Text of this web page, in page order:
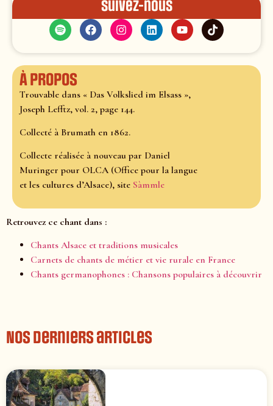
Suivez-nous
À propos
Trouvable dans « Das Volkslied im Elsass »,
Joseph Lefftz, vol. 2, page 144.
Collecté à Brumath en 1862.
Collecte réalisée à nouveau par Daniel
Muringer pour OLCA (Office pour la langue
et les cultures d’Alsace), site Sàmmle
Retrouvez ce chant dans :
Chants Alsace et traditions musicales
Carnets de chants de métier et vie rurale en France
Chants germanophones : Chansons populaires à découvrir
Nos derniers articles